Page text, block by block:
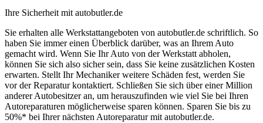
Ihre Sicherheit mit autobutler.de
Sie erhalten alle Werkstattangeboten von autobutler.de schriftlich. So
haben Sie immer einen Überblick darüber, was an Ihrem Auto
gemacht wird. Wenn Sie Ihr Auto von der Werkstatt abholen,
können Sie sich also sicher sein, dass Sie keine zusätzlichen Kosten
erwarten. Stellt Ihr Mechaniker weitere Schäden fest, werden Sie
vor der Reparatur kontaktiert. Schließen Sie sich über einer Million
anderer Autobesitzer an, um herauszufinden wie viel Sie bei Ihren
Autoreparaturen möglicherweise sparen können. Sparen Sie bis zu
50%* bei Ihrer nächsten Autoreparatur mit autobutler.de.